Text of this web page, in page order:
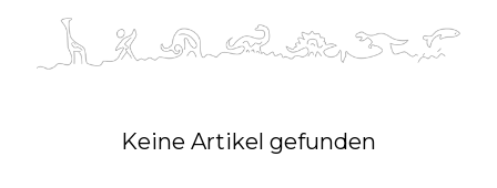
Keine Artikel gefunden